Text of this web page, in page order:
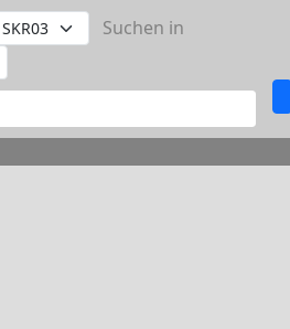
Suchen in